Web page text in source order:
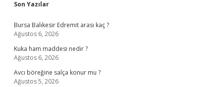
Sidebar
Son Yazılar
Bursa Balıkesir Edremit arası kaç ?
Ağustos 6, 2026
Kuka ham maddesi nedir ?
Ağustos 6, 2026
Avcı böreğine salça konur mu ?
Ağustos 5, 2026